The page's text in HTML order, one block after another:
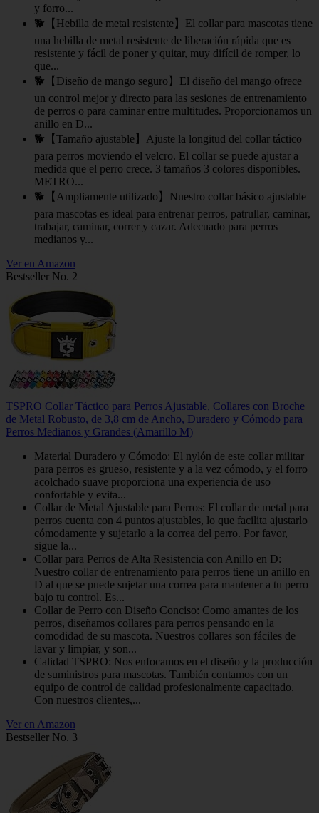
y forro...
🐕【Hebilla de metal resistente】El collar para mascotas tiene
una hebilla de metal resistente de liberación rápida que es
resistente y fácil de poner y quitar, muy difícil de romper, lo
que...
🐕【Diseño de mango seguro】El diseño del mango ofrece
un control mejor y directo para las sesiones de entrenamiento
de perros o para caminar entre multitudes. Proporcionamos un
anillo en D...
🐕【Tamaño ajustable】Ajuste la longitud del collar táctico
para perros moviendo el velcro. El collar se puede ajustar a
medida que el perro crece. 3 tamaños 3 colores disponibles.
METRO...
🐕【Ampliamente utilizado】Nuestro collar básico ajustable
para mascotas es ideal para entrenar perros, patrullar, caminar,
trabajar, caminar, correr y cazar. Adecuado para perros
medianos y...
Ver en Amazon
Bestseller No. 2
TSPRO Collar Táctico para Perros Ajustable, Collares con Broche
de Metal Robusto, de 3,8 cm de Ancho, Duradero y Cómodo para
Perros Medianos y Grandes (Amarillo M)
Material Duradero y Cómodo: El nylón de este collar militar
para perros es grueso, resistente y a la vez cómodo, y el forro
acolchado suave proporciona una experiencia de uso
confortable y evita...
Collar de Metal Ajustable para Perros: El collar de metal para
perros cuenta con 4 puntos ajustables, lo que facilita ajustarlo
cómodamente y sujetarlo a la correa del perro. Por favor,
sigue la...
Collar para Perros de Alta Resistencia con Anillo en D:
Nuestro collar de entrenamiento para perros tiene un anillo en
D al que se puede sujetar una correa para mantener a tu perro
bajo tu control. Es...
Collar de Perro con Diseño Conciso: Como amantes de los
perros, diseñamos collares para perros pensando en la
comodidad de su mascota. Nuestros collares son fáciles de
lavar y limpiar, y son...
Calidad TSPRO: Nos enfocamos en el diseño y la producción
de suministros para mascotas. También contamos con un
equipo de control de calidad profesionalmente capacitado.
Con nuestros clientes,...
Ver en Amazon
Bestseller No. 3